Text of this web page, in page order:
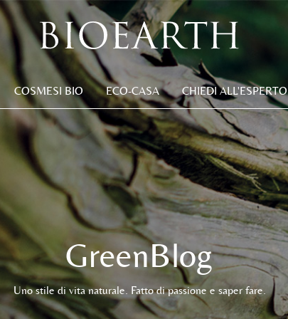
GreenBlog
Uno stile di vita naturale. Fatto di passione e saper fare.
COSMESI BIO ECO-CASA CHIEDI ALL'ESPERTO